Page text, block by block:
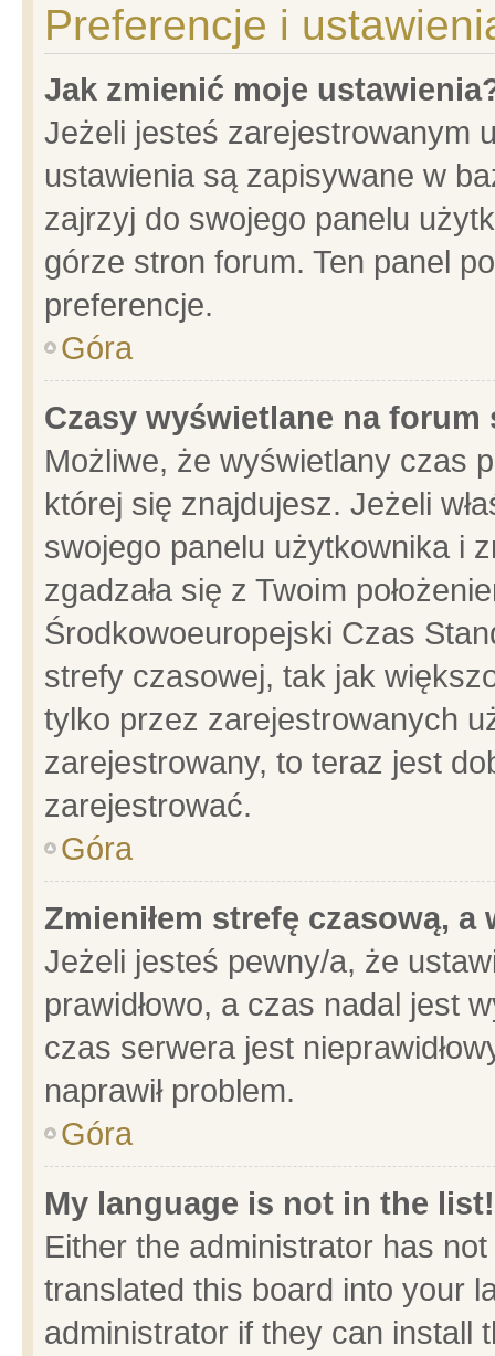
Preferencje i
Jak zmienić moje
Jeżeli jesteś zarejestrowanym
ustawienia są zapisywane w
zajrzyj do swojego panelu
górze stron forum. Ten panel
preferencje.
Góra
Czasy wyświetlane na forum
Możliwe, że wyświetlany czas
której się znajdujesz. Jeżeli
swojego panelu użytkownika i
zgadzała się z Twoim
Środkowoeuropejski Czas
strefy czasowej, tak jak
tylko przez zarejestrowanych
zarejestrowany, to teraz jest
zarejestrować.
Góra
Zmieniłem strefę czasową,
Jeżeli jesteś pewny/a, że
prawidłowo, a czas nadal jest
czas serwera jest
naprawił problem.
Góra
My language is not in the list!
Either the administrator has
translated this board into your
administrator if they can install